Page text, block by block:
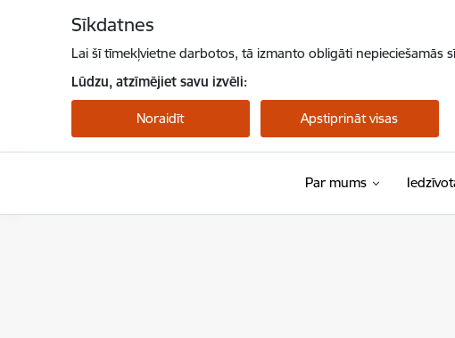
Sīkdatnes
Lai šī tīmekļvietne darbotos, tā izmanto obligāti
Lūdzu, atzīmējiet savu izvēli:
Noraidīt Apstiprināt visas
Par mums